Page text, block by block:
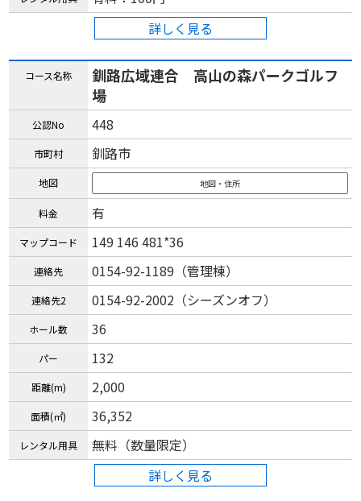
詳しく見る
コース名称
釧路広域連合 高山の森パークゴルフ
場
公認No 448
市町村 釧路市
地図 地図・住所
料金 有
マップコード 149 146 481*36
連絡先 0154-92-1189（管理棟）
連絡先2 0154-92-2002（シーズンオフ）
ホール数 36
パー 132
距離(m) 2,000
面積(㎡) 36,352
レンタル用具
無料（数量限定）
詳しく見る